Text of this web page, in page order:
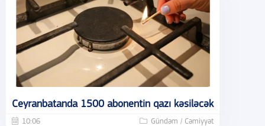
Ceyranbatanda 1500 abonentin qazı kəsiləcək
10:06 Gündəm / Cəmiyyət